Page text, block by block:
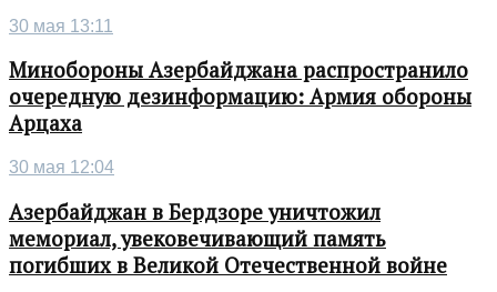
30 мая 13:11
Минобороны Азербайджана распространило
очередную дезинформацию: Армия обороны
Арцаха
30 мая 12:04
Азербайджан в Бердзоре уничтожил
мемориал, увековечивающий память
погибших в Великой Отечественной войне